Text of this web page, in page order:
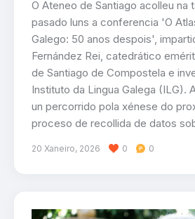
O Ateneo de Santiago acolleu na
pasado luns a conferencia 'O
Galego: 50 anos despois',
Fernández Rei, catedrático
de Santiago de Compostela e
Instituto da Lingua Galega (ILG).
un percorrido pola xénese do
proceso de recollida de datos
20 Xaneiro, 2026 0 0